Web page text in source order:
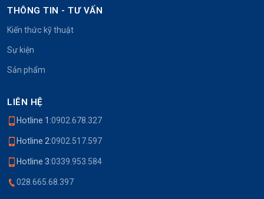
THÔNG TIN - TƯ VẤN
Kiến thức kỹ thuật
Sự kiện
Sản phẩm
LIÊN HỆ
Hotline 1:0902.678.327
Hotline 2:0902.517.597
Hotline 3:0339.953.584
028.665.68.397